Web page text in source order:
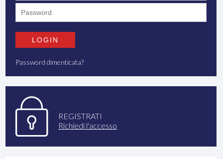
Password dimenticata?
REGISTRATI
Richiedi l'accesso